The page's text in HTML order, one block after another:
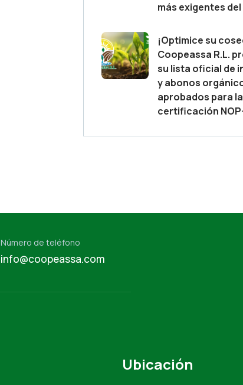
más exigentes
¡Optimice su
Coopeassa R.L.
su lista oficial de
y abonos
aprobados para la
certificación
Número de teléfono
info@coopeassa.com
Ubicación